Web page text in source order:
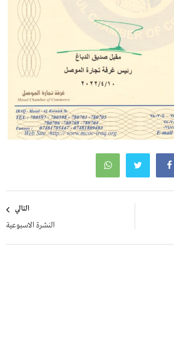
التالي
النشرة الاسبوعية